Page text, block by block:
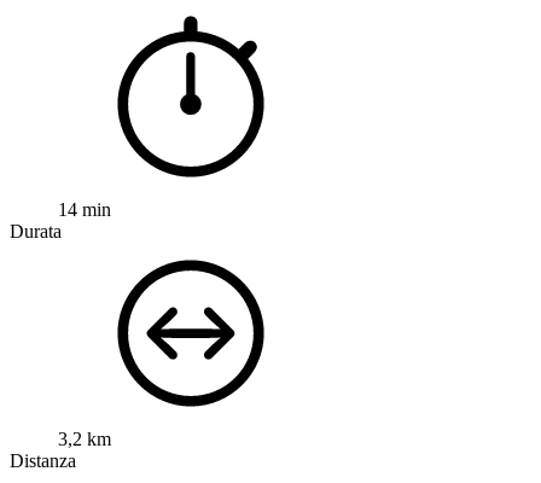
14 min
Durata
3,2 km
Distanza